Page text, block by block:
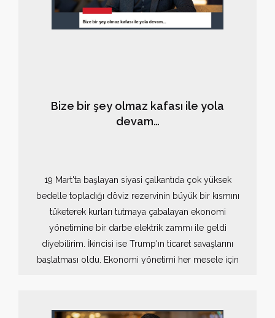
Bize bir şey olmaz kafası ile yola
devam…
19 Mart'ta başlayan siyasi çalkantıda çok yüksek
bedelle topladığı döviz rezervinin büyük bir kısmını
tüketerek kurları tutmaya çabalayan ekonomi
yönetimine bir darbe elektrik zammı ile geldi
diyebilirim. İkincisi ise Trump'ın ticaret savaşlarını
başlatması oldu. Ekonomi yönetimi her mesele için